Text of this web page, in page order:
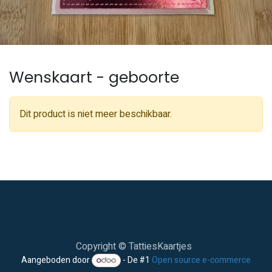
Wenskaart - geboorte
Dit product is niet meer beschikbaar.
Copyright © TattiesKaartjes
Aangeboden door - De #1Open source e-commerce